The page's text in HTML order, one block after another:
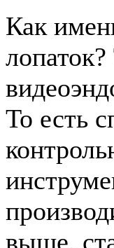
Как
То есть
выше,